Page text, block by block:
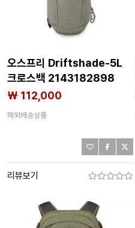
오스프리 Driftshade-5L
크로스백 2143182898
₩ 112,000
해외배송상품
리뷰보기